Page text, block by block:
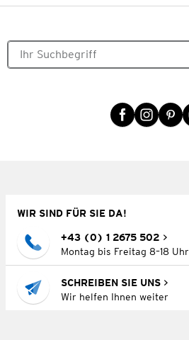
WIR SIND FÜR SIE DA!
+43 (0) 1 2675 502
Montag bis Freitag 8–18 Uhr
SCHREIBEN SIE UNS
Wir helfen Ihnen weiter